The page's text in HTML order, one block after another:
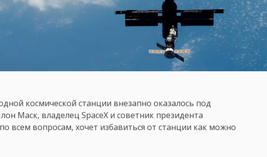
космической станции внезапно оказалось под
Маск, владелец SpaceX и советник президента
всем вопросам, хочет избавиться от станции как можно